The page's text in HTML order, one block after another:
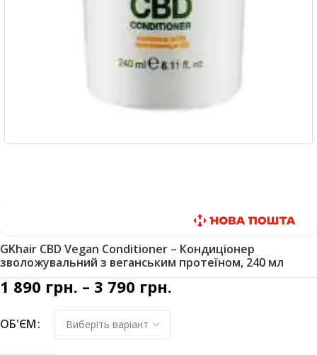
GKhair CBD Vegan Conditioner – Кондиціонер
зволожувальний з веганським протеїном, 240 мл
1 890 грн. – 3 790 грн.
ОБ'ЄМ